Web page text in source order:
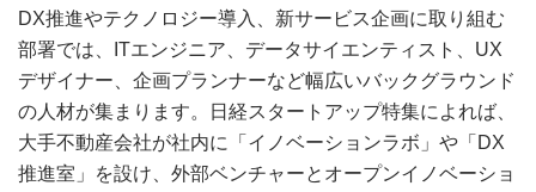
DX推進やテクノロジー導入、新サービス企画に取り組む
部署では、ITエンジニア、データサイエンティスト、UX
デザイナー、企画プランナーなど幅広いバックグラウンド
の人材が集まります。日経スタートアップ特集によれば、
大手不動産会社が社内に「イノベーションラボ」や「DX
推進室」を設け、外部ベンチャーとオープンイノベーショ